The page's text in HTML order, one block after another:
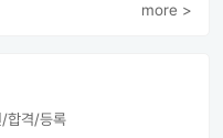
more >
합격/등록